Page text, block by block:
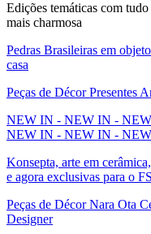
Edições temáticas com
mais charmosa
Pedras Brasileiras em
casa
Peças de Décor Presentes
NEW IN - NEW IN -
NEW IN - NEW IN -
Konsepta, arte em
e agora exclusivas para o FS
Peças de Décor Nara Ota
Designer